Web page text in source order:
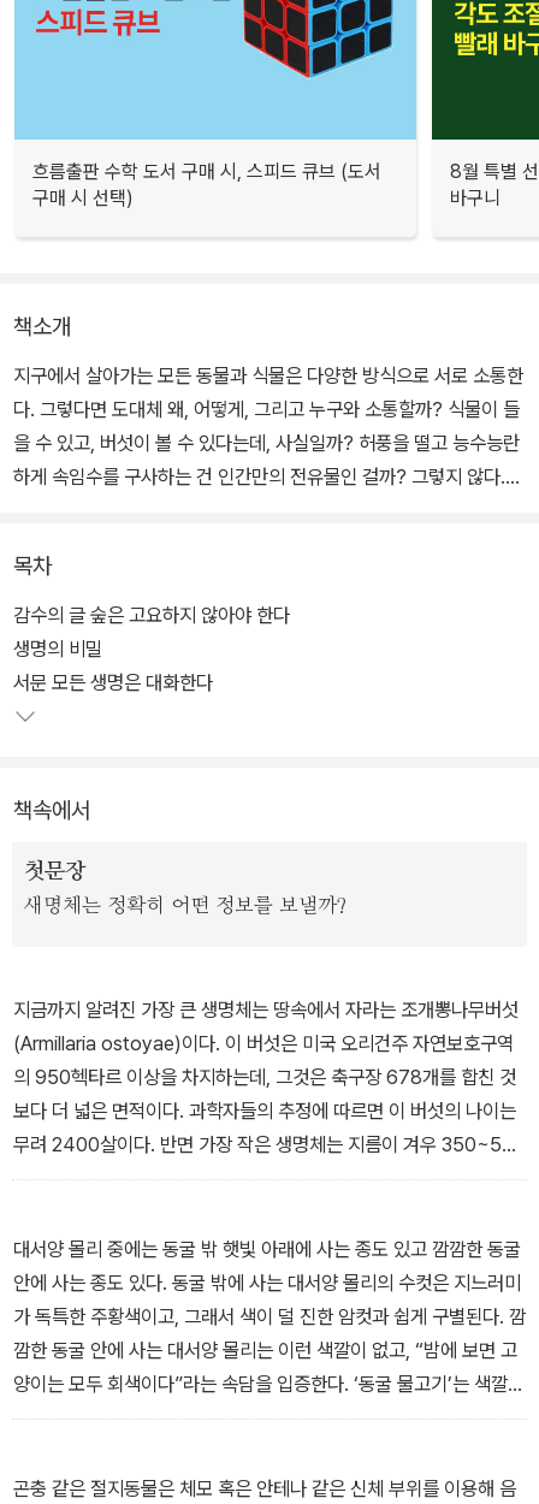
흐름출판 수학 도서 구매 시, 스피드 큐브 (도서
구매 시 선택)
8월 특별
바구니
책소개
지구에서 살아가는 모든 동물과 식물은 다양한 방식으로 서로 소통한
다. 그렇다면 도대체 왜, 어떻게, 그리고 누구와 소통할까? 식물이 들
을 수 있고, 버섯이 볼 수 있다는데, 사실일까? 허풍을 떨고 능수능란
하게 속임수를 구사하는 건 인간만의 전유물인 걸까? 그렇지 않다.
생명체는 기본적으로 색과 형태 및 움직임 같은 시각적 정보를 의사
소통을 위해 이용하지만, 인간이 아닌 생명체 중 카멜레온이나 오징
어 같은 친구들이 아닌 이상 대체로 시각적 정보로 신호를 보낼 수 없
다. 그러므로 생명체는 매우 다채로운, 자신들만의 방식으로 의사소
이션(Biocommunication)에 대해 이야기한다. 그리스어에서 유래
한 바이오는 ‘생명’을 뜻하고, 라틴어에서 유래한 커뮤니케이션은 ‘메
이 책에서 우리는 체내수정을 해 알이 아닌 새끼를 낳는 대서양 몰리
(물고기)에서부터 자신을 노리는 천적을 속이기 위한 암호를 발신하
는 지빠귀, 특정 주파수에 반응해 방향을 바꾸는 옥수수 뿌리, 공중변
소를 이용해 정보를 공유하는 토끼, 눈 대신 세포를 이용해 시각정보
를 받아들이는 플라나리아까지, 기상천외한 생물들의, 더 기상천외한
목차
감수의 글 숲은 고요하지 않아야 한다
생명의 비밀
서문 모든 생명은 대화한다
책속에서
첫문장
새명체는 정확히 어떤 정보를 보낼까?
지금까지 알려진 가장 큰 생명체는 땅속에서 자라는 조개뽕나무버섯
(Armillaria ostoyae)이다. 이 버섯은 미국 오리건주 자연보호구역
의 950헥타르 이상을 차지하는데, 그것은 축구장 678개를 합친 것
보다 더 넓은 면적이다. 과학자들의 추정에 따르면 이 버섯의 나이는
무려 2400살이다. 반면 가장 작은 생명체는 지름이 겨우 350~500
나노미터인 나노아케움 이퀴탄스(Nanoarchaeum equitans)라는
뜻이다. 그냥 장난으로 지어진 이름이 아니다. 이 원시 난쟁이는 정말
로 ‘이그니콕쿠스 호스피탈리스(Ignicoccus hospitalis)’라는 단세
포 생물의 ‘등’에 올라타 주변을 돌아다닌다. ‘주변을 돌아다닌다’는
말이 나와서 덧붙이자면, 움직이는 능력은 생명의 또다른 특징이다.
언뜻 보기에 움직이지 않는 것 같은 버섯과 식물도 이런 특징을 지녔
다.
대서양 몰리 중에는 동굴 밖 햇빛 아래에 사는 종도 있고 깜깜한 동굴
안에 사는 종도 있다. 동굴 밖에 사는 대서양 몰리의 수컷은 지느러미
가 독특한 주황색이고, 그래서 색이 덜 진한 암컷과 쉽게 구별된다. 깜
깜한 동굴 안에 사는 대서양 몰리는 이런 색깔이 없고, “밤에 보면 고
양이는 모두 회색이다”라는 속담을 입증한다. ‘동굴 물고기’는 색깔이
없을 뿐 아니라, 눈 역시 심하게 퇴화하여 그 기능이 매우 제한적이다.
보이게 한다. 동굴 물고기는 자연이 얼마나 경제적인지 보여주는 인
곤충 같은 절지동물은 체모 혹은 안테나 같은 신체 부위를 이용해 음